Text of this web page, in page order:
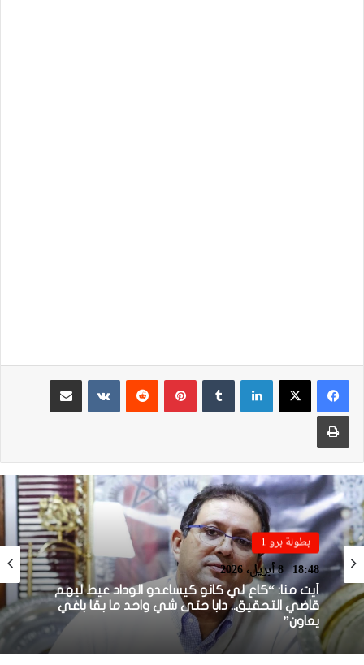
لينكدإن بينتيريست
مشاركة عبر البريد
طباعة
بطولة برو 1
18:48 | 8 أبريل، 2026
بطولة برو 1
22:23 | 6 أبريل، 2026
توالي النتائج السلبية يلاحق الوداد الرياضي بعد
تعادل جديد أمام الدفاع الحسني الجديدي